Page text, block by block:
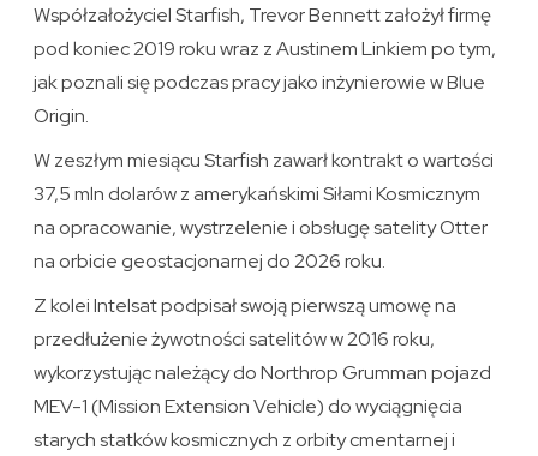
Współzałożyciel Starfish, Trevor Bennett założył firmę
pod koniec 2019 roku wraz z Austinem Linkiem po tym,
jak poznali się podczas pracy jako inżynierowie w Blue
Origin.
W zeszłym miesiącu Starfish zawarł kontrakt o wartości
37,5 mln dolarów z amerykańskimi Siłami Kosmicznym
na opracowanie, wystrzelenie i obsługę satelity Otter
na orbicie geostacjonarnej do 2026 roku.
Z kolei Intelsat podpisał swoją pierwszą umowę na
przedłużenie żywotności satelitów w 2016 roku,
wykorzystując należący do Northrop Grumman pojazd
MEV-1 (Mission Extension Vehicle) do wyciągnięcia
starych statków kosmicznych z orbity cmentarnej i